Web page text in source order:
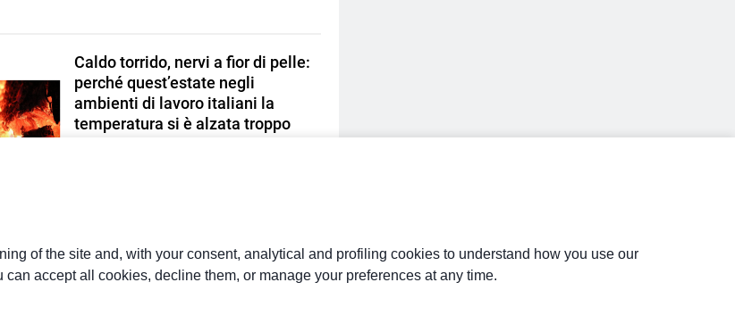
Caldo torrido, nervi a fior di pelle:
perché quest’estate negli
ambienti di lavoro italiani la
temperatura si è alzata troppo
rallenta
Redazione
3 Giorni Ago
of the site and, with your consent, analytical and profiling cookies to understand how you use our
accept all cookies, decline them, or manage your preferences at any time.